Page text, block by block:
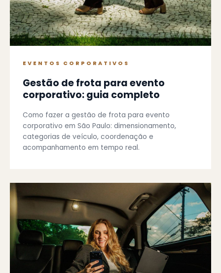
EVENTOS CORPORATIVOS
Gestão de frota para evento
corporativo: guia completo
Como fazer a gestão de frota para evento
corporativo em São Paulo: dimensionamento,
categorias de veículo, coordenação e
acompanhamento em tempo real.